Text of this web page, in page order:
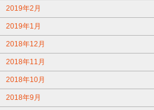
2019年2月
2019年1月
2018年12月
2018年11月
2018年10月
2018年9月